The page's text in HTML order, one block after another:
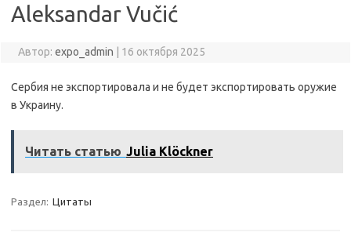
Aleksandar Vučić
Автор: expo_admin 16 октября 2025
Сербия не экспортировала и не будет экспортировать оружие
в Украину.
Читать статью Julia Klöckner
Раздел: Цитаты